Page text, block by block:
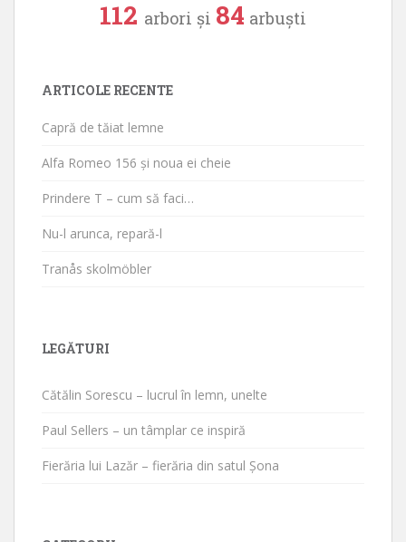
112 arbori și 84 arbuști
ARTICOLE RECENTE
Capră de tăiat lemne
Alfa Romeo 156 și noua ei cheie
Prindere T – cum să faci…
Nu-l arunca, repară-l
Tranås skolmöbler
LEGĂTURI
Cătălin Sorescu – lucrul în lemn, unelte
Paul Sellers – un tâmplar ce inspiră
Fierăria lui Lazăr – fierăria din satul Șona